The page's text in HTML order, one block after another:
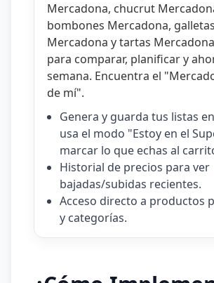
Mercadona, chucrut
bombones Mercadona, galletas
Mercadona ytartas Mercadona
para comparar, planificar y
semana. Encuentra el "
de mí".
Genera y guarda tus listas
usa el modo "Estoy en el
marcar lo que echas al
Historial de precios para ver
bajadas/subidas recientes.
Acceso directo a productos
y categorías.